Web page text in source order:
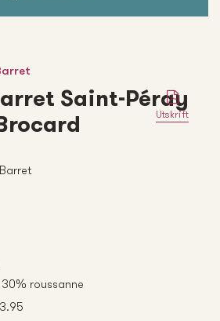
Utskrift
Saint-Péray
roussanne